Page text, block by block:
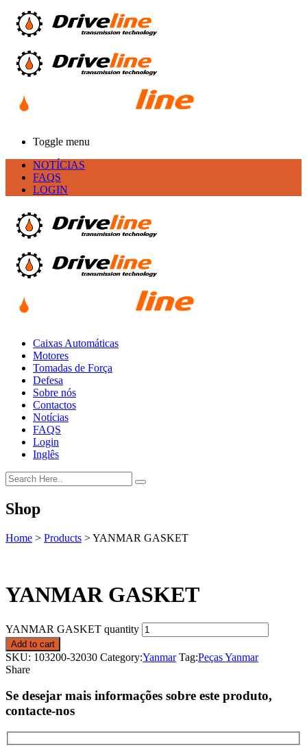
Toggle menu
NOTÍCIAS
FAQS
LOGIN
Caixas Automáticas
Motores
Tomadas de Força
Defesa
Sobre nós
Contactos
Notícias
FAQS
Login
Inglês
Shop
Home > Products >YANMAR GASKET
YANMAR GASKET
YANMAR GASKET quantity
Add to cart
SKU: 103200-32030 Category:Yanmar Tag:Peças Yanmar
Share
Se desejar mais informações sobre este produto,
contacte-nos